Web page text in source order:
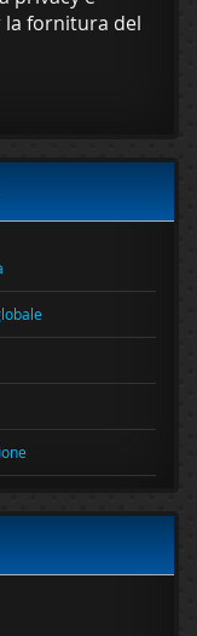
la fornitura del